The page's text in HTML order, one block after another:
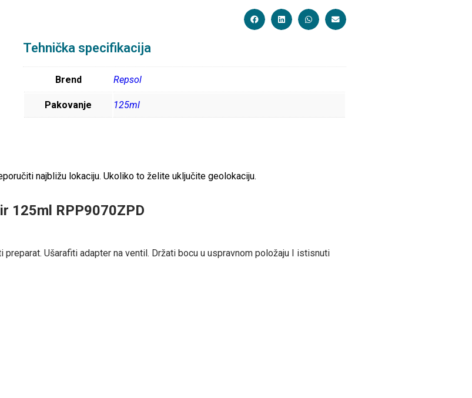
Tehnička specifikacija
Brend Repsol
Pakovanje 125ml
najbližu lokaciju. Ukoliko to želite uključite geolokaciju.
125ml RPP9070ZPD
Ušarafiti adapter na ventil. Držati bocu u uspravnom položaju I istisnuti